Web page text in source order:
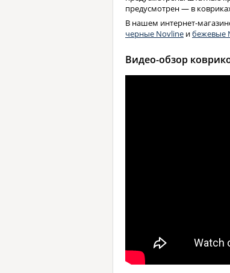
предусмотрен — в
В нашем интернет-
черные Novline ибежевые
Видео-обзор